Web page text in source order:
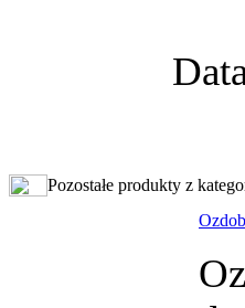
Pozostałe produkty z